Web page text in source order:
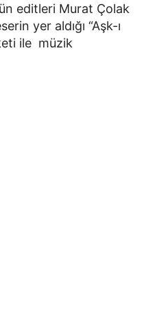
editleri Murat Çolak
yer aldığı “Aşk-ı
ile müzik